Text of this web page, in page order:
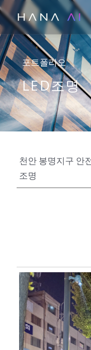
콘
텐
츠
로
건
너
뛰
기
포트폴리오
LED조명
천안 봉명지구 안
조명